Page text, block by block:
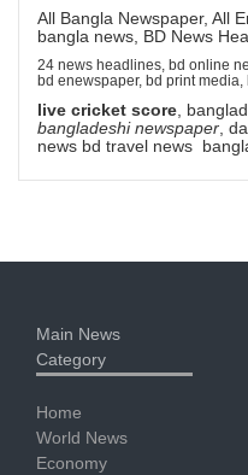
All Bangla Newspaper, All
bangla news, BD News
24 news headlines, bd online
bd enewspaper, bd print
live cricket score ,
bangladeshi newspaper ,
news bd travel news
Main News
Category
Home
World News
Economy